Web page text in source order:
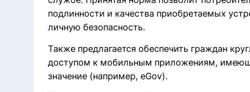
подлинности и качества приобретаемых
личную безопасность.
Также предлагается обеспечить граждан
доступом к мобильным приложениям,
значение (например, eGov).